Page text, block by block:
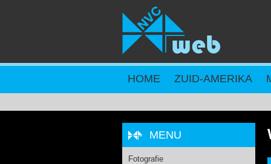
HOME ZUID-AMERIKA
MENU
Fotografie